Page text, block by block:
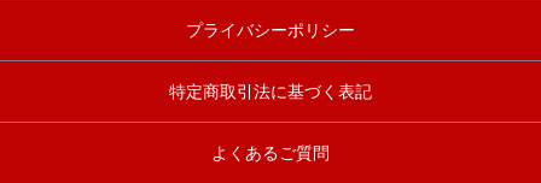
プライバシーポリシー
特定商取引法に基づく表記
よくあるご質問